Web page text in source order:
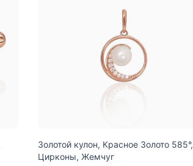
Золотой кулон, Красное Золото 585°,
Цирконы, Жемчуг